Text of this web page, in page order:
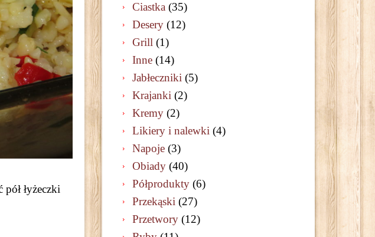
łyżeczki
Ciastka (35)
Desery (12)
Grill (1)
Inne (14)
Jabłeczniki (5)
Krajanki (2)
Kremy (2)
Likiery i nalewki (4)
Napoje (3)
Obiady (40)
Półprodukty (6)
Przekąski (27)
Przetwory (12)